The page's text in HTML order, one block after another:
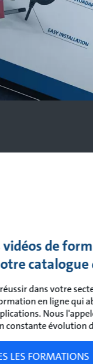
vidéos de
catalogue
dans votre
en ligne qui
Nous
constante évolution
LES FORMATIONS